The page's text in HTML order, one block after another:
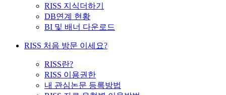
RISS 지식더하기
DB연계 현황
BI 및 배너 다운로드
RISS 처음 방문 이세요?
RISS란?
RISS 이용권한
내 관심논문 등록방법